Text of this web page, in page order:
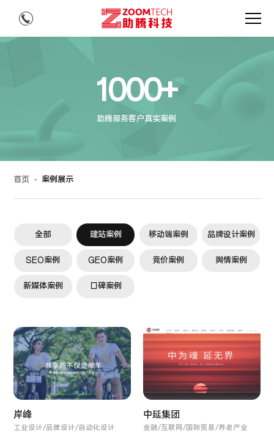
1000+
助腾服务客户真实案例
首页 - 案例展示
全部 建站案例 移动端案例 品牌设计案例
SEO案例 GEO案例 竞价案例 舆情案例
新媒体案例 口碑案例
岸峰
工业设计/品牌设计/自动化设计
中延集团
金融/互联网/国际贸易/养老产业